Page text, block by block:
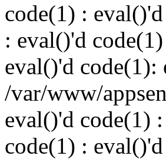
code(1) :
: eval()'d
eval()'d code(1):
/var/www/
eval()'d code(1)
code(1) :